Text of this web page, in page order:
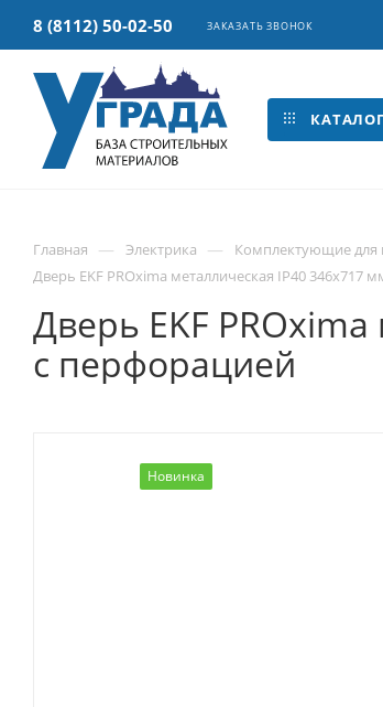
8 (8112) 50-02-50 ЗАКАЗАТЬ ЗВОНОК
КАТАЛОГ
Главная — Электрика — Комплектующие для
Дверь EKF PROxima металлическая IP40 346х717
Дверь EKF
с перфорацией
Новинка